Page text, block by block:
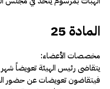
المادة 25
مخصصات الأعضاء:
يتقاضى رئيس الهيئة تعويضاً
فيتقاضون تعويضات عن حضور